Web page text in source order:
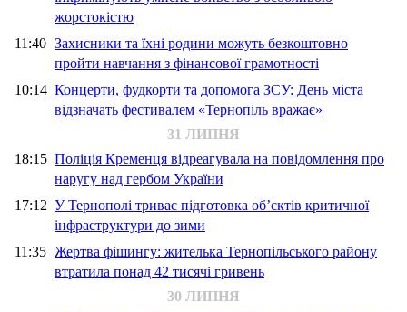
жорстокістю
11:40 Захисники та їхні родини можуть безкоштовно
пройти навчання з фінансової грамотності
10:14 Концерти, фудкорти та допомога ЗСУ: День міста
відзначать фестивалем «Тернопіль вражає»
31 ЛИПНЯ
18:15 Поліція Кременця відреагувала на повідомлення про
наругу над гербом України
17:12 У Тернополі триває підготовка об’єктів критичної
інфраструктури до зими
11:35 Жертва фішингу: жителька Тернопільського району
втратила понад 42 тисячі гривень
30 ЛИПНЯ